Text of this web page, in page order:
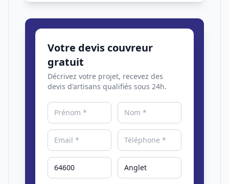
Votre devis couvreur
gratuit
Décrivez votre projet, recevez des
devis d'artisans qualifiés sous 24h.